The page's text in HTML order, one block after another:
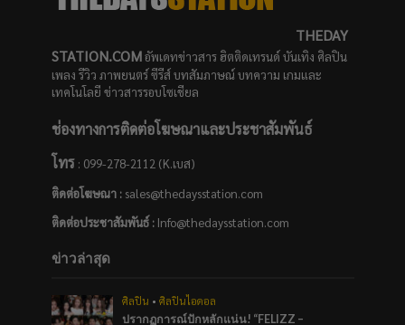
THEDAY
STATION.COMอัพเดทข่าวสาร ฮิตติดเทรนด์ บันเทิง ศิลปิน
เพลง รีวิว ภาพยนตร์ ซีรีส์ บทสัมภาษณ์ บทความ เกมและ
เทคโนโลยี ข่าวสารรอบโซเชียล
ช่องทางการติดต่อโฆษณาและประชาสัมพันธ์
โทร: 099-278-2112 (K.เบส)
ติดต่อโฆษณา :sales@thedaysstation.com
ติดต่อประชาสัมพันธ์: Info@thedaysstation.com
ข่าวล่าสุด
ศิลปิน • ศิลปินไอดอล
ปรากฏการณ์ปักหลักแน่น! “FELIZZ –